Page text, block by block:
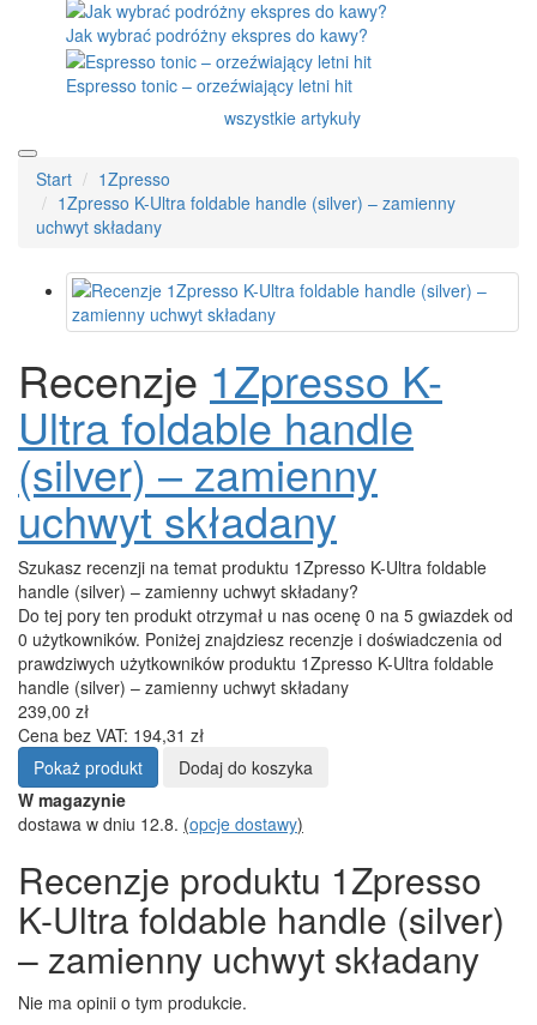
Jak wybrać podróżny ekspres do kawy?
Espresso tonic – orzeźwiający letni hit
wszystkie artykuły
Start
1Zpresso
1Zpresso K-Ultra foldable handle (silver) – zamienny
uchwyt składany
Recenzje 1Zpresso K-
Ultra foldable handle
(silver) – zamienny
uchwyt składany
Szukasz recenzji na temat produktu 1Zpresso K-Ultra foldable
handle (silver) – zamienny uchwyt składany?
Do tej pory ten produkt otrzymał u nas ocenę 0 na 5 gwiazdek od
0 użytkowników. Poniżej znajdziesz recenzje i doświadczenia od
prawdziwych użytkowników produktu 1Zpresso K-Ultra foldable
handle (silver) – zamienny uchwyt składany
239,00 zł
Cena bez VAT: 194,31 zł
Pokaż produkt
Dodaj do koszyka
W magazynie
dostawa w dniu 12.8. (opcje dostawy)
Recenzje produktu 1Zpresso
K-Ultra foldable handle (silver)
– zamienny uchwyt składany
Nie ma opinii o tym produkcie.